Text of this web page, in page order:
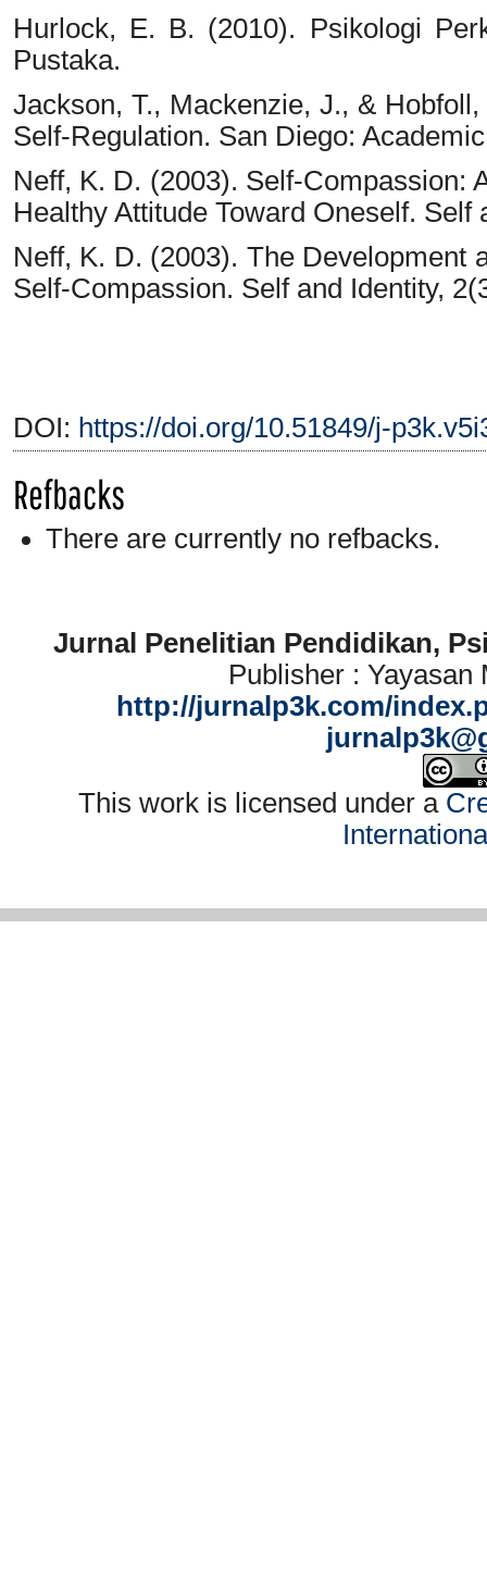
Hurlock, E. B. (2010). Psikologi
Pustaka.
Jackson, T., Mackenzie, J., &
Self-Regulation. San Diego:
Neff, K. D. (2003). Self-Compassion:
Healthy Attitude Toward Oneself. Self
Neff, K. D. (2003). The Development
Self-Compassion. Self and Identity,
DOI: https://doi.org/10.51849/j-
Refbacks
There are currently no refbacks.
Jurnal Penelitian Pendidikan,
Publisher : Yayasan
http://jurnalp3k.com/
This work is licensed under a